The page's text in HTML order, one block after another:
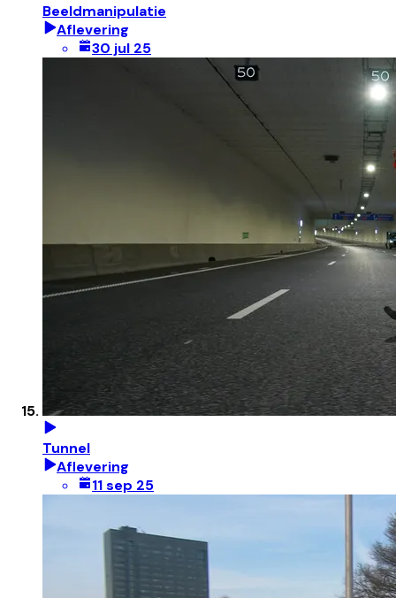
Beeldmanipulatie
Aflevering
30 jul 25
Tunnel
Aflevering
11 sep 25